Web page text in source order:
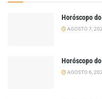
Horóscopo
AGOSTO 7,
Horóscopo
AGOSTO 6,